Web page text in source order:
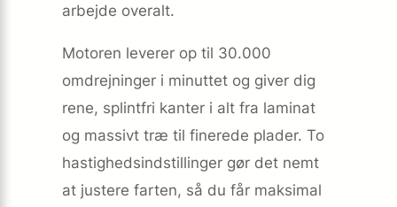
arbejde overalt.
Motoren leverer op til 30.000
omdrejninger i minuttet og giver dig
rene, splintfri kanter i alt fra laminat
og massivt træ til finerede plader. To
hastighedsindstillinger gør det nemt
at justere farten, så du får maksimal